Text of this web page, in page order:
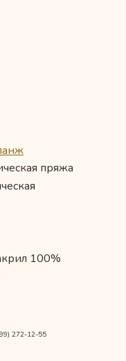
пряжа
100%
272-12-55